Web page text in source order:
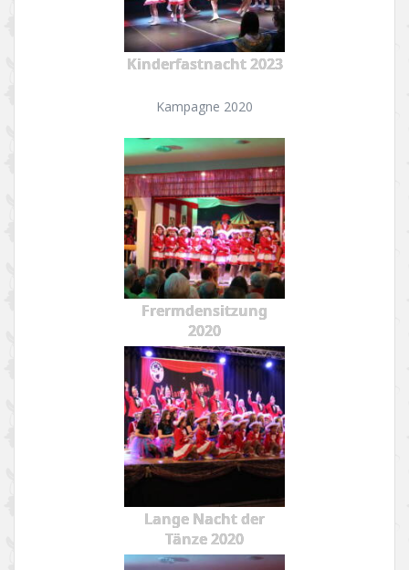
Kinderfastnacht 2023
Kampagne 2020
Frermdensitzung
2020
Lange Nacht der
Tänze 2020